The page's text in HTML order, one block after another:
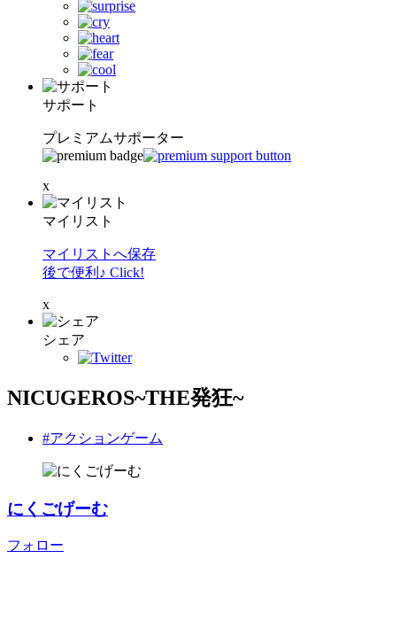
サポート
プレミアムサポーター
x
マイリスト
マイリストへ保存
後で便利♪ Click!
x
シェア
NICUGEROS~THE発狂~
#アクションゲーム
にくごげーむ
フォロー